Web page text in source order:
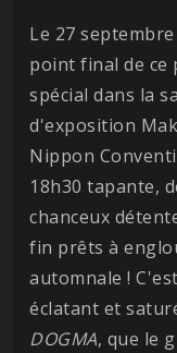
Le 27 septembre
point final de ce
spécial dans la
d'exposition
Nippon
18h30 tapante,
chanceux
fin prêts à
automnale !
éclatant et
DOGMA, que le